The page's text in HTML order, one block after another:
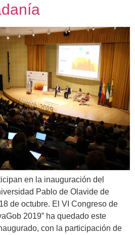
en la inauguración del
Pablo de Olavide de
de octubre. El VI Congreso de
2019” ha quedado este
con la participación de